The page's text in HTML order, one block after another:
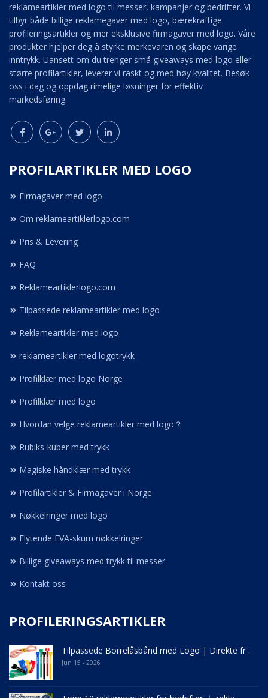
reklameartikler med logo til messer, kampanjer og bedrifter. Vi
tilbyr både billige reklamegaver med logo, bærekraftige
profileringsartikler og mer eksklusive firmagaver med logo. Våre
produkter hjelper deg å styrke merkevaren og skape varige
inntrykk. Uansett om du trenger små giveaways med logo eller
større profilartikler, leverer vi raskt og med høy kvalitet. Besøk
oss i dag og oppdag rimelige løsninger for effektiv
markedsføring.
PROFILARTIKLER MED LOGO
Firmagaver med logo
Om reklameartiklerlogo.com
Pris & Levering
FAQ
Reklameartiklerlogo.com
Tilpassede reklameartikler med logo
Reklameartikler med logo
reklameartikler med logotrykk
Profilklær med logo Norge
Profilklær med logo
Hvordan velge reklameartikler med logo？
Rubiks-kuber med trykk
Magiske håndklær med trykk
Profilartikler & Firmagaver i Norge
Nøkkelringer med logo
Flytende EVA-skum nøkkelringer
Billige giveaways med trykk til messer
Kontakt oss
PROFILERINGSARTIKLER
Tilpassede Borrelåsbånd med Logo | Direkte fr ..
Jun 15 - 2026